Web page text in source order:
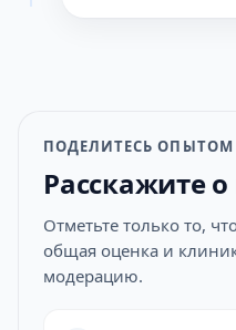
ПОДЕЛИТЕСЬ ОПЫТОМ
Расскажите
Отметьте только то,
общая оценка и
модерацию.